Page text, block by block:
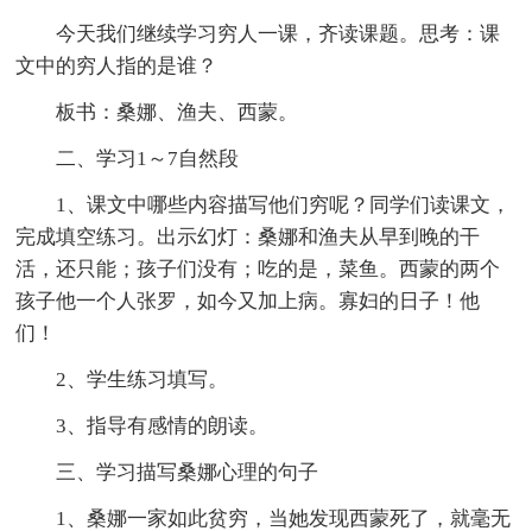
今天我们继续学习穷人一课，齐读课题。思考：课
文中的穷人指的是谁？
板书：桑娜、渔夫、西蒙。
二、学习1～7自然段
1、课文中哪些内容描写他们穷呢？同学们读课文，
完成填空练习。出示幻灯：桑娜和渔夫从早到晚的干
活，还只能；孩子们没有；吃的是，菜鱼。西蒙的两个
孩子他一个人张罗，如今又加上病。寡妇的日子！他
们！
2、学生练习填写。
3、指导有感情的朗读。
三、学习描写桑娜心理的句子
1、桑娜一家如此贫穷，当她发现西蒙死了，就毫无